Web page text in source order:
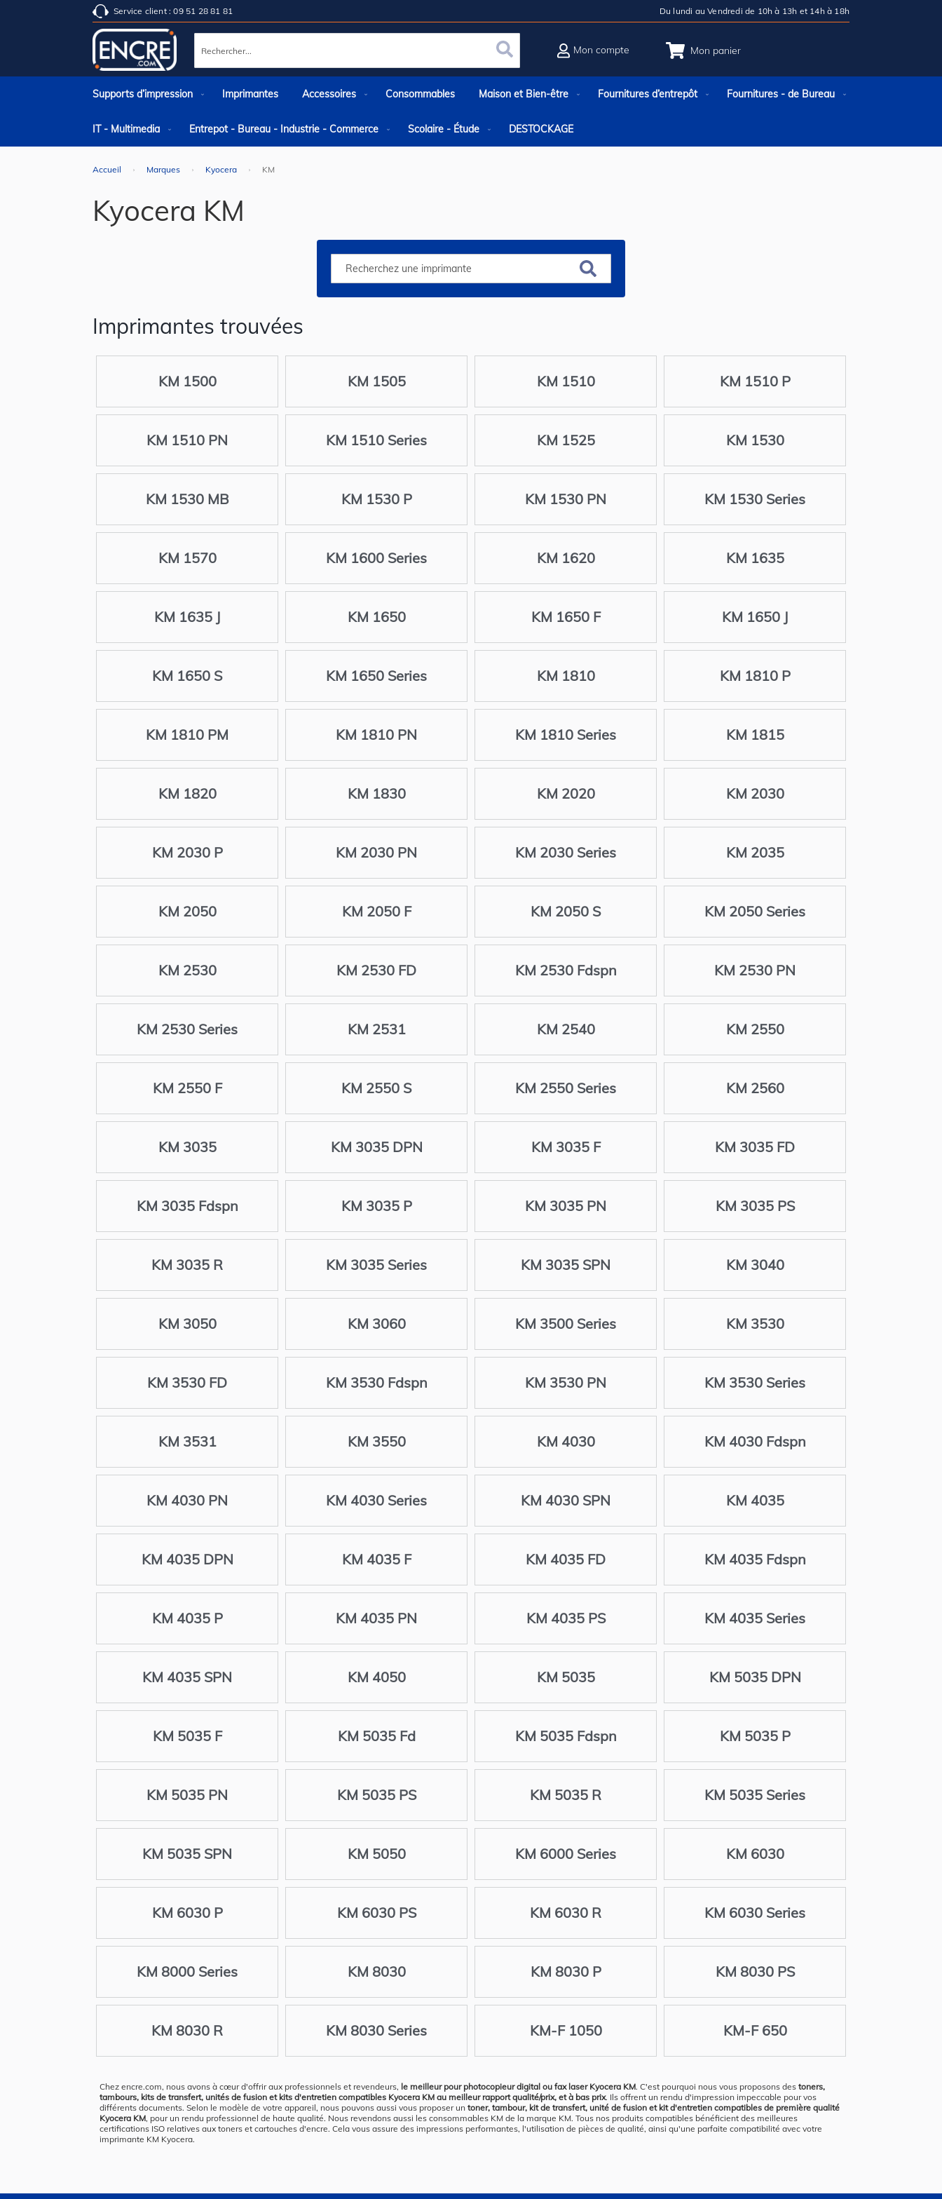
Service client : 09 51 28 81 81 Du lundi au Vendredi de 10h à 13h et 14h à 18h
Mon panier
Rechercher Rechercher
Mon compte
Supports d’impression Imprimantes Accessoires Consommables Maison et Bien-être Fournitures d’entrepôt Fournitures - de Bureau
IT - Multimedia Entrepot - Bureau - Industrie - Commerce Scolaire - Étude DESTOCKAGE
Accueil Marques Kyocera KM
Kyocera KM
Imprimantes trouvées
KM 1500 KM 1505 KM 1510 KM 1510 P
KM 1510 PN KM 1510 Series KM 1525 KM 1530
KM 1530 MB KM 1530 P KM 1530 PN KM 1530 Series
KM 1570 KM 1600 Series KM 1620 KM 1635
KM 1635 J KM 1650 KM 1650 F KM 1650 J
KM 1650 S KM 1650 Series KM 1810 KM 1810 P
KM 1810 PM KM 1810 PN KM 1810 Series KM 1815
KM 1820 KM 1830 KM 2020 KM 2030
KM 2030 P KM 2030 PN KM 2030 Series KM 2035
KM 2050 KM 2050 F KM 2050 S KM 2050 Series
KM 2530 KM 2530 FD KM 2530 Fdspn KM 2530 PN
KM 2530 Series KM 2531 KM 2540 KM 2550
KM 2550 F KM 2550 S KM 2550 Series KM 2560
KM 3035 KM 3035 DPN KM 3035 F KM 3035 FD
KM 3035 Fdspn KM 3035 P KM 3035 PN KM 3035 PS
KM 3035 R KM 3035 Series KM 3035 SPN KM 3040
KM 3050 KM 3060 KM 3500 Series KM 3530
KM 3530 FD KM 3530 Fdspn KM 3530 PN KM 3530 Series
KM 3531 KM 3550 KM 4030 KM 4030 Fdspn
KM 4030 PN KM 4030 Series KM 4030 SPN KM 4035
KM 4035 DPN KM 4035 F KM 4035 FD KM 4035 Fdspn
KM 4035 P KM 4035 PN KM 4035 PS KM 4035 Series
KM 4035 SPN KM 4050 KM 5035 KM 5035 DPN
KM 5035 F KM 5035 Fd KM 5035 Fdspn KM 5035 P
KM 5035 PN KM 5035 PS KM 5035 R KM 5035 Series
KM 5035 SPN KM 5050 KM 6000 Series KM 6030
KM 6030 P KM 6030 PS KM 6030 R KM 6030 Series
KM 8000 Series KM 8030 KM 8030 P KM 8030 PS
KM 8030 R KM 8030 Series KM-F 1050 KM-F 650
Chez encre.com, nous avons à cœur d'offrir aux professionnels et revendeurs, le meilleur pour photocopieur digital ou fax laser Kyocera KM. C'est pourquoi nous vous proposons des toners,
tambours, kits de transfert, unités de fusion et kits d'entretien compatibles Kyocera KM au meilleur rapport qualité/prix, et à bas prix. Ils offrent un rendu d'impression impeccable pour vos
différents documents. Selon le modèle de votre appareil, nous pouvons aussi vous proposer un toner, tambour, kit de transfert, unité de fusion et kit d'entretien compatibles de première qualité
Kyocera KM, pour un rendu professionnel de haute qualité. Nous revendons aussi les consommables KM de la marque KM. Tous nos produits compatibles bénéficient des meilleures
certifications ISO relatives aux toners et cartouches d'encre. Cela vous assure des impressions performantes, l'utilisation de pièces de qualité, ainsi qu'une parfaite compatibilité avec votre
imprimante KM Kyocera.